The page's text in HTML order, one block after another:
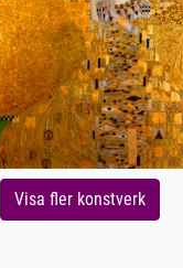
Visa fler konstverk